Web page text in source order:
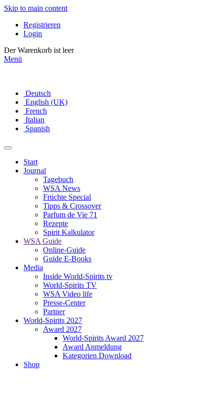
Skip to main content
Registrieren
Login
Der Warenkorb ist leer
Menü
Deutsch
English (UK)
French
Italian
Spanish
Start
Journal
Tagebuch
WSA News
Früchte Special
Tipps & Crossover
Parfum de Vie 71
Rezepte
Spirit Kalkulator
WSA Guide
Online-Guide
Guide E-Books
Media
Inside World-Spirits tv
World-Spirits TV
WSA Video life
Presse-Center
Partner
World-Spirits 2027
Award 2027
World-Spirits Award 2027
Award Anmeldung
Kategorien Download
Shop